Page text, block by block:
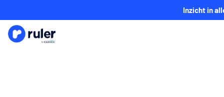
Inzicht in